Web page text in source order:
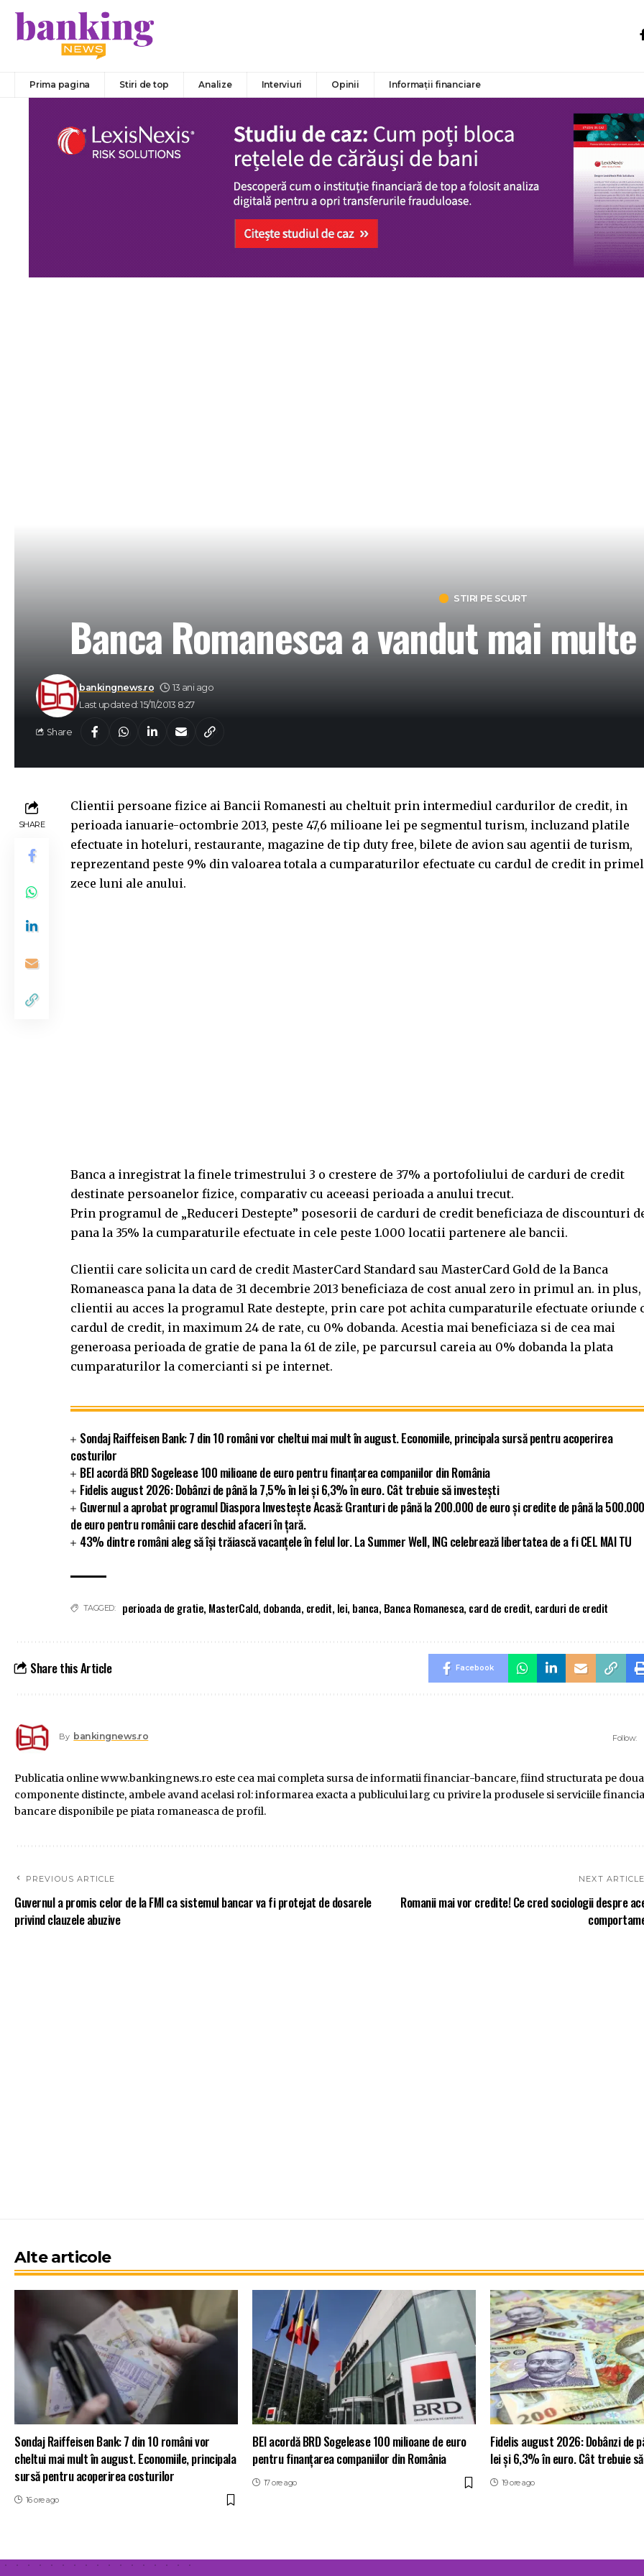
Prima pagina Stiri de top Analize Interviuri Opinii Informații financiare
STIRI PE SCURT
Banca Romanesca a vandut mai
Last updated: 15/11/2013 8:27
bankingnews.ro 13 ani ago
Share
SHARE
Clientii persoane fizice ai Bancii Romanesti au cheltuit prin intermediul cardurilor de credit, in
perioada ianuarie-octombrie 2013, peste 47,6 milioane lei pe segmentul turism, incluzand platile
efectuate in hoteluri, restaurante, magazine de tip duty free, bilete de avion sau agentii de turism,
reprezentand peste 9% din valoarea totala a cumparaturilor efectuate cu cardul de credit in
zece luni ale anului.
Banca a inregistrat la finele trimestrului 3 o crestere de 37% a portofoliului de carduri de credit
destinate persoanelor fizice, comparativ cu aceeasi perioada a anului trecut.
Prin programul de „Reduceri Destepte” posesorii de carduri de credit beneficiaza de discounturi
pana la 35% la cumparaturile efectuate in cele peste 1.000 locatii partenere ale bancii.
Clientii care solicita un card de credit MasterCard Standard sau MasterCard Gold de la Banca
Romaneasca pana la data de 31 decembrie 2013 beneficiaza de cost anual zero in primul an. in plus,
clientii au acces la programul Rate destepte, prin care pot achita cumparaturile efectuate oriunde
cardul de credit, in maximum 24 de rate, cu 0% dobanda. Acestia mai beneficiaza si de cea mai
generoasa perioada de gratie de pana la 61 de zile, pe parcursul careia au 0% dobanda la plata
cumparaturilor la comercianti si pe internet.
Sondaj Raiffeisen Bank: 7 din 10 români vor cheltui mai mult în august. Economiile, principala sursă pentru acoperirea
costurilor
BEI acordă BRD Sogelease 100 milioane de euro pentru finanțarea companiilor din România
Fidelis august 2026: Dobânzi de până la 7,5% în lei și 6,3% în euro. Cât trebuie să investești
Guvernul a aprobat programul Diaspora Investește Acasă: Granturi de până la 200.000 de euro și credite de până la 500.000
de euro pentru românii care deschid afaceri în țară.
43% dintre români aleg să își trăiască vacanțele în felul lor. La Summer Well, ING celebrează libertatea de a fi CEL MAI TU
TAGGED: perioada de gratie, MasterCald, dobanda, credit, lei, banca, Banca Romanesca, card de credit, carduri de credit
Share this Article Facebook
By bankingnews.ro Follow:
Publicatia online www.bankingnews.ro este cea mai completa sursa de informatii financiar-bancare, fiind structurata pe doua
componente distincte, ambele avand acelasi rol: informarea exacta a publicului larg cu privire la produsele si serviciile
bancare disponibile pe piata romaneasca de profil.
PREVIOUS ARTICLE
Guvernul a promis celor de la FMI ca sistemul bancar va fi protejat de dosarele
privind clauzele abuzive
NEXT
Romanii mai vor credite! Ce cred sociologii despre
Alte articole
Sondaj Raiffeisen Bank: 7 din 10 români vor
cheltui mai mult în august. Economiile, principala
sursă pentru acoperirea costurilor
16 ore ago
BEI acordă BRD Sogelease 100 milioane de euro
pentru finanțarea companiilor din România
17 ore ago
Fidelis august 2026: Dobânzi de
lei și 6,3% în euro. Cât trebuie
19 ore ago